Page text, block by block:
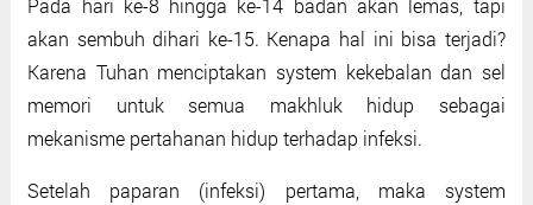
Pada hari ke-8 hingga ke-14 badan akan lemas, tapi
akan sembuh dihari ke-15. Kenapa hal ini bisa terjadi?
Karena Tuhan menciptakan system kekebalan dan sel
memori untuk semua makhluk hidup sebagai
mekanisme pertahanan hidup terhadap infeksi.
Setelah paparan (infeksi) pertama, maka system